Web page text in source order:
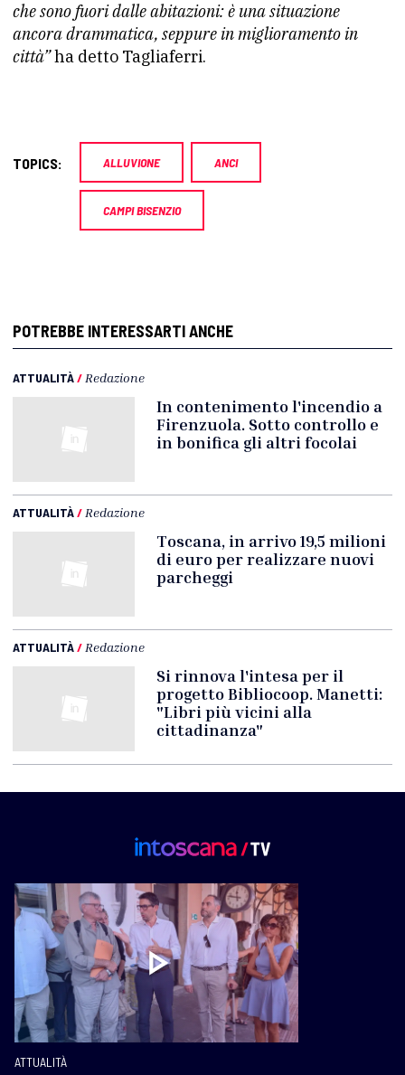
che sono fuori dalle abitazioni: è una situazione
ancora drammatica, seppure in miglioramento in
città”ha detto Tagliaferri.
TOPICS: ALLUVIONE ANCI
CAMPI BISENZIO
POTREBBE INTERESSARTI ANCHE
ATTUALITÀ/ Redazione
In contenimento l'incendio a
Firenzuola. Sotto controllo e
in bonifica gli altri focolai
ATTUALITÀ/ Redazione
Toscana, in arrivo 19,5 milioni
di euro per realizzare nuovi
parcheggi
ATTUALITÀ/ Redazione
Si rinnova l'intesa per il
progetto Bibliocoop. Manetti:
"Libri più vicini alla
cittadinanza"
ATTUALITÀ